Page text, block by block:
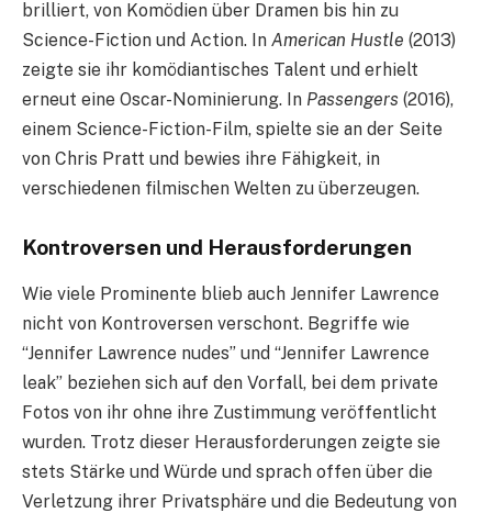
brilliert, von Komödien über Dramen bis hin zu
Science-Fiction und Action. In American Hustle (2013)
zeigte sie ihr komödiantisches Talent und erhielt
erneut eine Oscar-Nominierung. In Passengers (2016),
einem Science-Fiction-Film, spielte sie an der Seite
von Chris Pratt und bewies ihre Fähigkeit, in
verschiedenen filmischen Welten zu überzeugen.
Kontroversen und Herausforderungen
Wie viele Prominente blieb auch Jennifer Lawrence
nicht von Kontroversen verschont. Begriffe wie
“Jennifer Lawrence nudes” und “Jennifer Lawrence
leak” beziehen sich auf den Vorfall, bei dem private
Fotos von ihr ohne ihre Zustimmung veröffentlicht
wurden. Trotz dieser Herausforderungen zeigte sie
stets Stärke und Würde und sprach offen über die
Verletzung ihrer Privatsphäre und die Bedeutung von